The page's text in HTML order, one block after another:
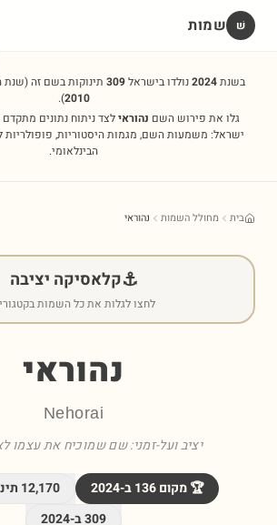
שׁ שמות
בשנת2024נולדו בישראל309 תינוקות בשם זה(שנת
2010
).
גלו את פירוש השם נהוראילצד ניתוח נתונים
ישראל: משמעות השם, מגמות היסטוריות, פופולריות
הבינלאומי.
בית מחולל השמות נהוראי
⚓קלאסיקה יציבה
לחצו לגלות את כל השמות
נהוראי
Nehorai
יציב ועל-זמני: שם שמוכיח את עצמו
🏆 מקום136ב-2024
12,170
309ב-2024